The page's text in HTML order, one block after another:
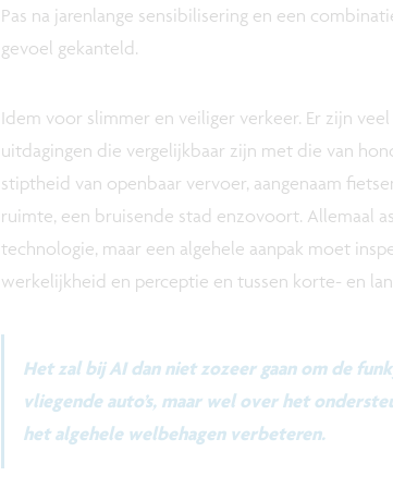
Pas na jarenlange sensibilisering en een
gevoel gekanteld.
Idem voor slimmer en veiliger verkeer. Er zijn
uitdagingen die vergelijkbaar zijn met die van
stiptheid van openbaar vervoer, aangenaam
ruimte, een bruisende stad enzovoort. Allemaal
technologie, maar een algehele aanpak moet
werkelijkheid en perceptie en tussen korte- en
Het zal bij AI dan niet zozeer gaan om de
vliegende auto’s, maar wel over het
het algehele welbehagen verbeteren.